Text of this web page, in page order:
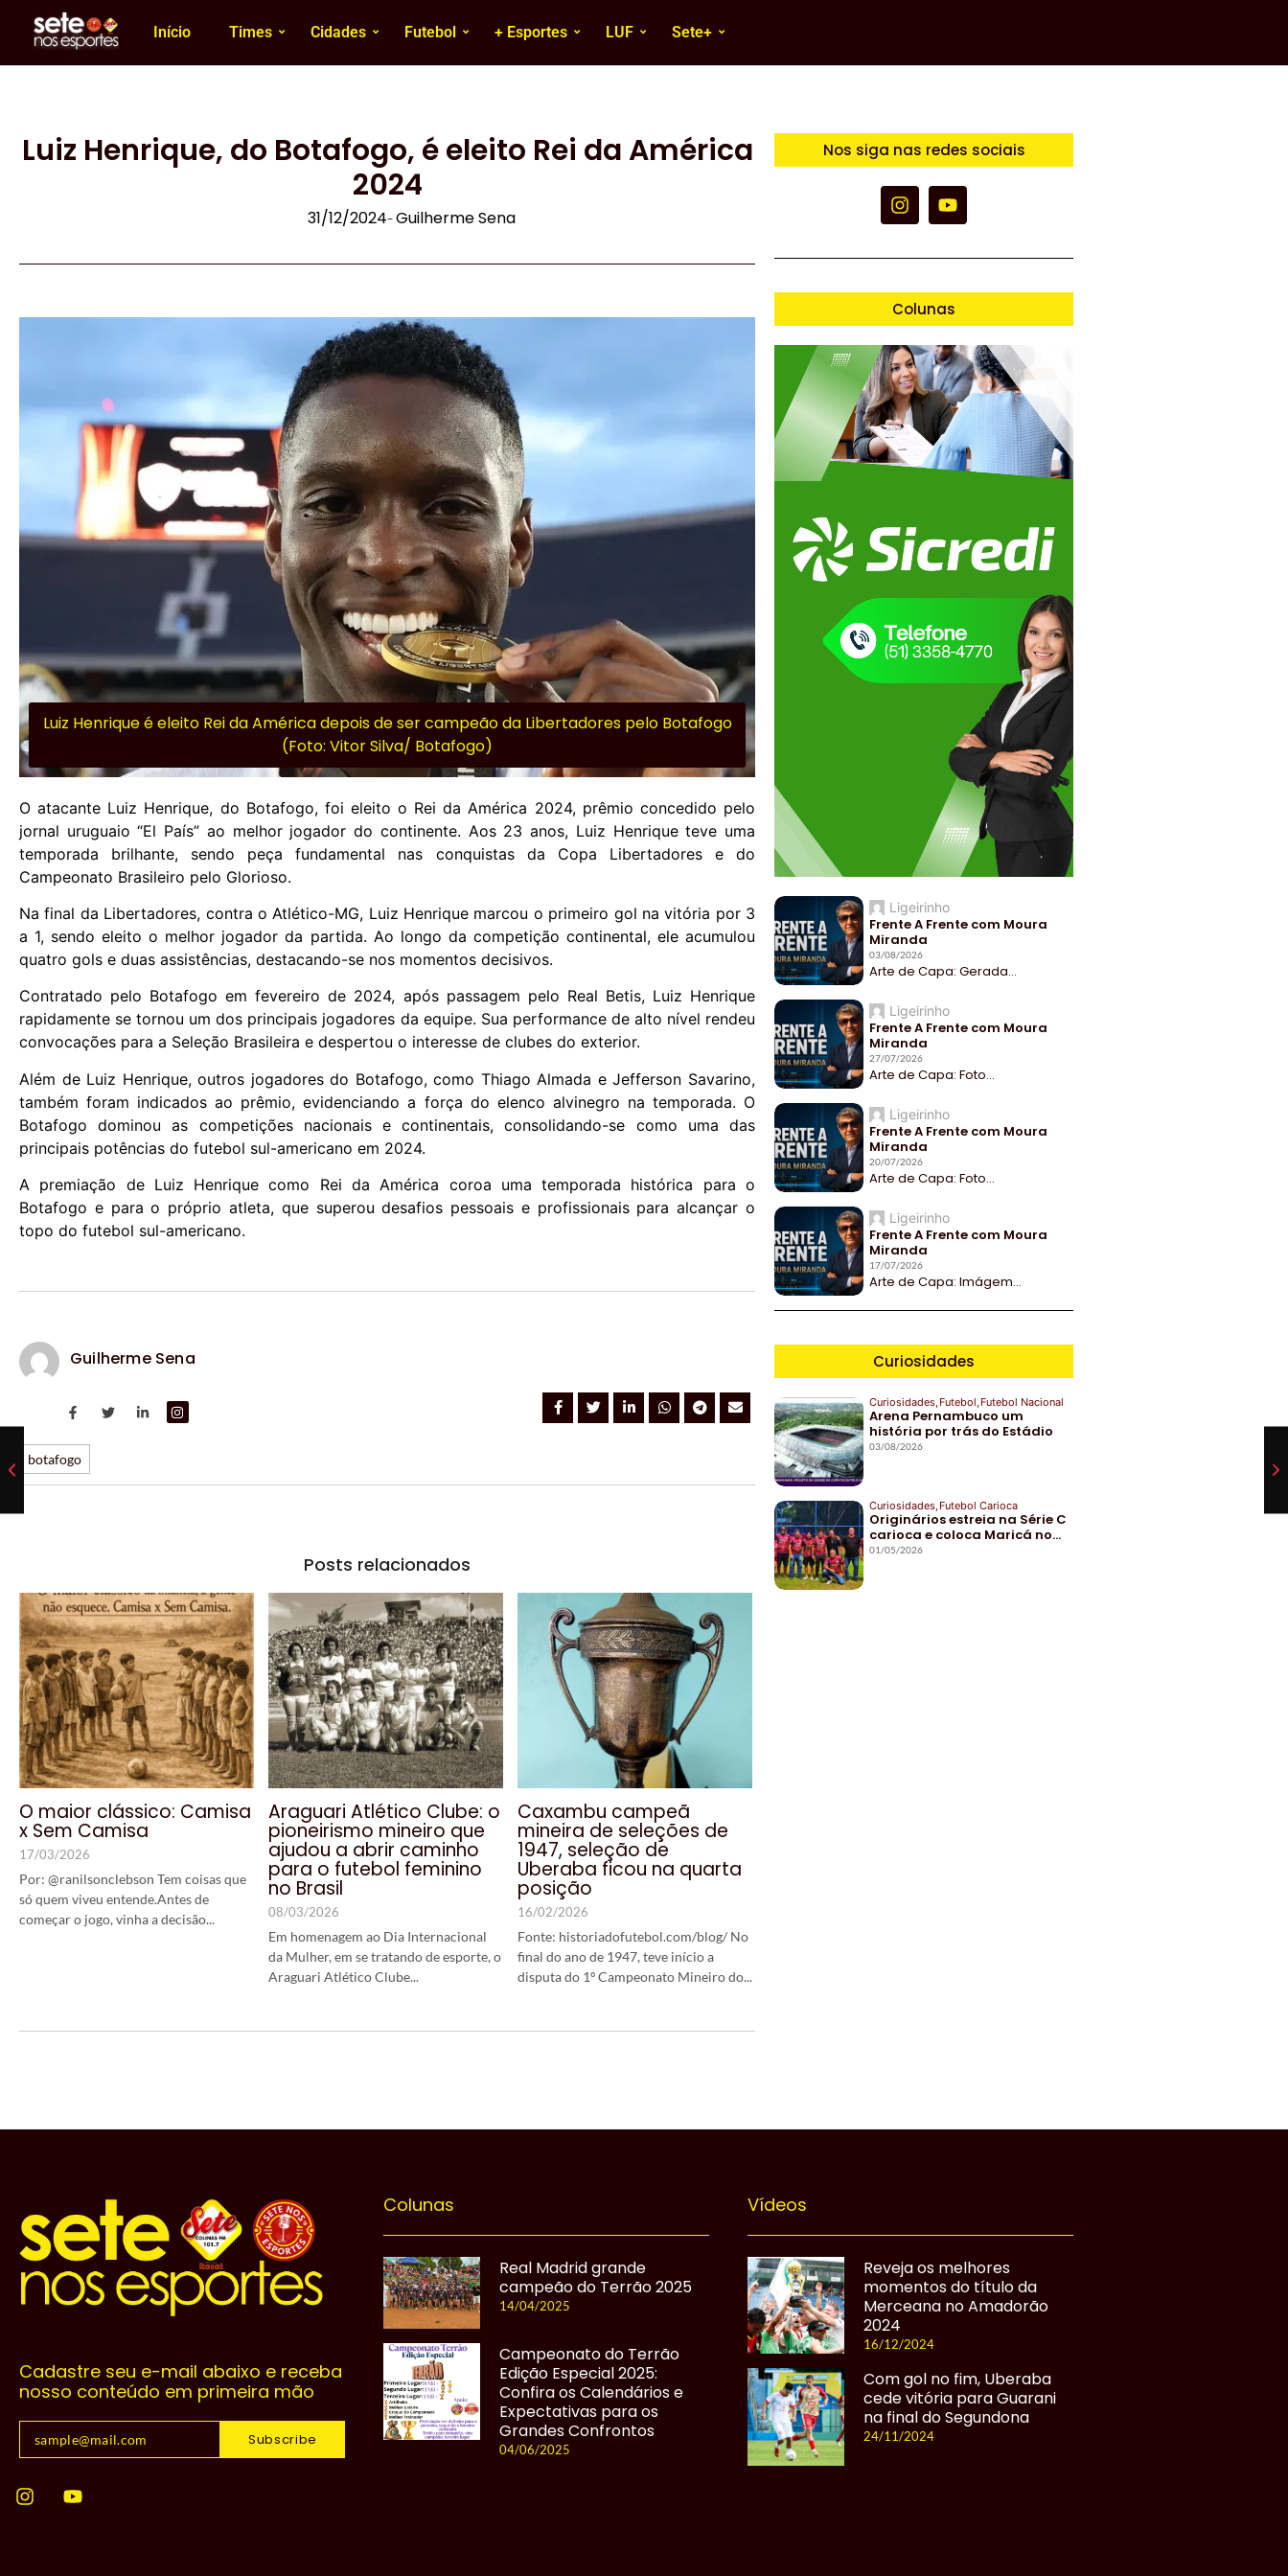
Início Times Cidades Futebol + Esportes LUF Sete+
Luiz Henrique, do Botafogo, é eleito Rei da América
2024
31/12/2024-Guilherme Sena
Luiz Henrique é eleito Rei da América depois de ser campeão da Libertadores pelo Botafogo
(Foto: Vitor Silva/ Botafogo)
O atacante Luiz Henrique, do Botafogo, foi eleito o Rei da América 2024, prêmio concedido pelo
jornal uruguaio “El País” ao melhor jogador do continente. Aos 23 anos, Luiz Henrique teve uma
temporada brilhante, sendo peça fundamental nas conquistas da Copa Libertadores e do
Campeonato Brasileiro pelo Glorioso.
Na final da Libertadores, contra o Atlético-MG, Luiz Henrique marcou o primeiro gol na vitória por 3
a 1, sendo eleito o melhor jogador da partida. Ao longo da competição continental, ele acumulou
quatro gols e duas assistências, destacando-se nos momentos decisivos.
Contratado pelo Botafogo em fevereiro de 2024, após passagem pelo Real Betis, Luiz Henrique
rapidamente se tornou um dos principais jogadores da equipe. Sua performance de alto nível rendeu
convocações para a Seleção Brasileira e despertou o interesse de clubes do exterior.
Além de Luiz Henrique, outros jogadores do Botafogo, como Thiago Almada e Jefferson Savarino,
também foram indicados ao prêmio, evidenciando a força do elenco alvinegro na temporada. O
Botafogo dominou as competições nacionais e continentais, consolidando-se como uma das
principais potências do futebol sul-americano em 2024.
A premiação de Luiz Henrique como Rei da América coroa uma temporada histórica para o
Botafogo e para o próprio atleta, que superou desafios pessoais e profissionais para alcançar o
topo do futebol sul-americano.
Guilherme Sena
botafogo
Posts relacionados
O maior clássico: Camisa
x Sem Camisa
17/03/2026
Por: @ranilsonclebson Tem coisas que
só quem viveu entende.Antes de
começar o jogo, vinha a decisão...
Araguari Atlético Clube: o
pioneirismo mineiro que
ajudou a abrir caminho
para o futebol feminino
no Brasil
08/03/2026
Em homenagem ao Dia Internacional
da Mulher, em se tratando de esporte, o
Araguari Atlético Clube...
Caxambu campeã
mineira de seleções de
1947, seleção de
Uberaba ficou na quarta
posição
16/02/2026
Fonte: historiadofutebol.com/blog/ No
final do ano de 1947, teve início a
disputa do 1º Campeonato Mineiro do...
Nos siga nas redes sociais
Colunas
Ligeirinho
Frente A Frente com Moura
Miranda
03/08/2026
Arte de Capa: Gerada...
Ligeirinho
Frente A Frente com Moura
Miranda
27/07/2026
Arte de Capa: Foto...
Ligeirinho
Frente A Frente com Moura
Miranda
20/07/2026
Arte de Capa: Foto...
Ligeirinho
Frente A Frente com Moura
Miranda
17/07/2026
Arte de Capa: Imágem...
Curiosidades
Curiosidades Futebol Futebol Nacional
Arena Pernambuco um
história por trás do Estádio
03/08/2026
Curiosidades Futebol Carioca
Originários estreia na Série C
carioca e coloca Maricá no…
01/05/2026
Cadastre seu e-mail abaixo e receba
nosso conteúdo em primeira mão
Subscribe
Colunas
Real Madrid grande
campeão do Terrão 2025
14/04/2025
Campeonato do Terrão
Edição Especial 2025:
Confira os Calendários e
Expectativas para os
Grandes Confrontos
04/06/2025
Vídeos
Reveja os melhores
momentos do título da
Merceana no Amadorão
2024
16/12/2024
Com gol no fim, Uberaba
cede vitória para Guarani
na final do Segundona
24/11/2024